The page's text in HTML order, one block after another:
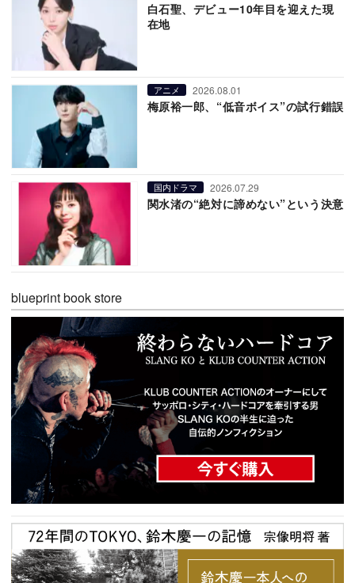
白石聖、デビュー10年目を迎えた現
在地
アニメ 2026.08.01
梅原裕一郎、“低音ボイス”の試行錯誤
国内ドラマ 2026.07.29
関水渚の“絶対に諦めない”という決意
blueprint book store